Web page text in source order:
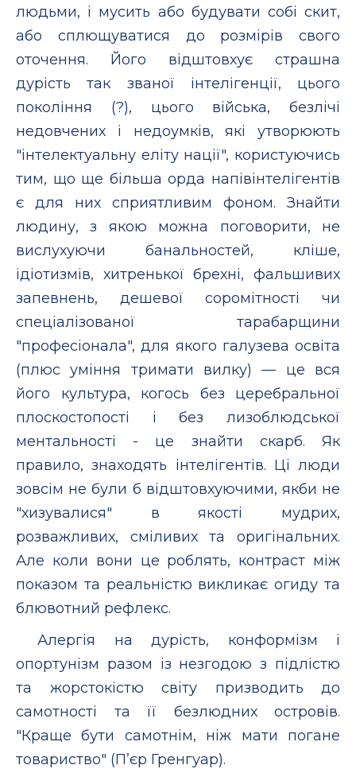
людьми, і мусить або будувати собі скит,
або сплющуватися до розмірів свого
оточення. Його відштовхує страшна
дурість так званої інтелігенції, цього
покоління (?), цього війська, безлічі
недовчених і недоумків, які утворюють
"інтелектуальну еліту нації", користуючись
тим, що ще більша орда напівінтелігентів
є для них сприятливим фоном. Знайти
людину, з якою можна поговорити, не
вислухуючи банальностей, кліше,
ідіотизмів, хитренької брехні, фальшивих
запевнень, дешевої соромітності чи
спеціалізованої тарабарщини
"професіонала", для якого галузева освіта
(плюс уміння тримати вилку) — це вся
його культура, когось без церебральної
плоскостопості і без лизоблюдської
ментальності - це знайти скарб. Як
правило, знаходять інтелігентів. Ці люди
зовсім не були б відштовхуючими, якби не
"хизувалися" в якості мудрих,
розважливих, сміливих та оригінальних.
Але коли вони це роблять, контраст між
показом та реальністю викликає огиду та
блювотний рефлекс.
Алергія на дурість, конформізм і
опортунізм разом із незгодою з підлістю
та жорстокістю світу призводить до
самотності та її безлюдних островів.
"Краще бути самотнім, ніж мати погане
товариство" (П’єр Гренгуар).